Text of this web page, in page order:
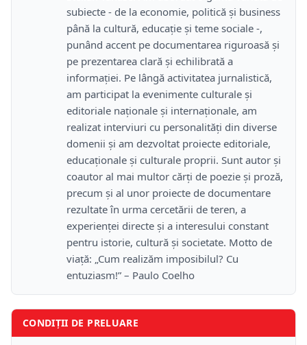
subiecte - de la economie, politică și business
până la cultură, educație și teme sociale -,
punând accent pe documentarea riguroasă și
pe prezentarea clară și echilibrată a
informației. Pe lângă activitatea jurnalistică,
am participat la evenimente culturale și
editoriale naționale și internaționale, am
realizat interviuri cu personalități din diverse
domenii și am dezvoltat proiecte editoriale,
educaționale și culturale proprii. Sunt autor și
coautor al mai multor cărți de poezie și proză,
precum și al unor proiecte de documentare
rezultate în urma cercetării de teren, a
experienței directe și a interesului constant
pentru istorie, cultură și societate. Motto de
viață: „Cum realizăm imposibilul? Cu
entuziasm!” – Paulo Coelho
CONDIȚII DE PRELUARE